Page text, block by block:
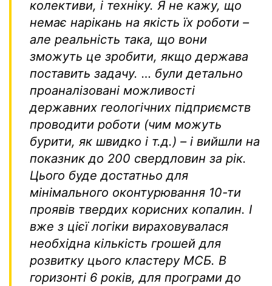
колективи, і техніку. Я не кажу, що
немає нарікань на якість їх роботи –
але реальність така, що вони
зможуть це зробити, якщо держава
поставить задачу. … були детально
проаналізовані можливості
державних геологічних підприємств
проводити роботи (чим можуть
бурити, як швидко і т.д.) – і вийшли на
показник до 200 свердловин за рік.
Цього буде достатньо для
мінімального оконтурювання 10-ти
проявів твердих корисних копалин. І
вже з цієї логіки вираховувалася
необхідна кількість грошей для
розвитку цього кластеру МСБ. В
горизонті 6 років, для програми до